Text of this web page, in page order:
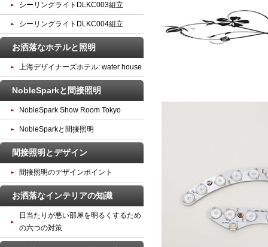
シーリングライトDLKC003組立
シーリングライトDLKC004組立
お洒落なホテルと照明
上海デザイナーズホテル: water house
NobleSparkと間接照明
NobleSpark Show Room Tokyo
NobleSparkと間接照明
間接照明とデザイン
間接照明のデザインポイント
お洒落なインテリアの知識
日当たりが悪い部屋を明るくするため
の六つの対策